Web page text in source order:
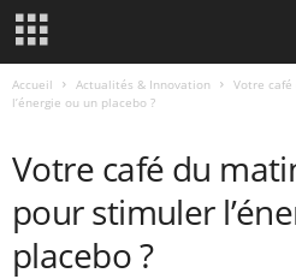
Accueil Actualités & Innovation
Votre
l’énergie ou un placebo ?
Votre café du
pour stimuler
placebo ?